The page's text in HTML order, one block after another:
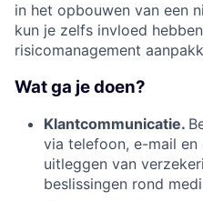
in het opbouwen van een
kun je zelfs invloed
risicomanagement
Wat ga je doen?
Klantcommunicatie.
via telefoon, e-mail
uitleggen van
beslissingen rond